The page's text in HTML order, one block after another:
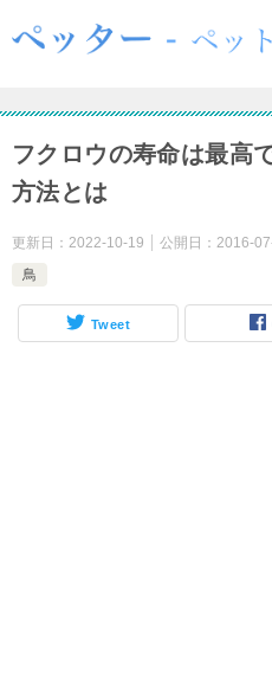
フクロウの寿命は最高
方法とは
更新日： 2022-10-19 公開日： 2016-
鳥
Tweet